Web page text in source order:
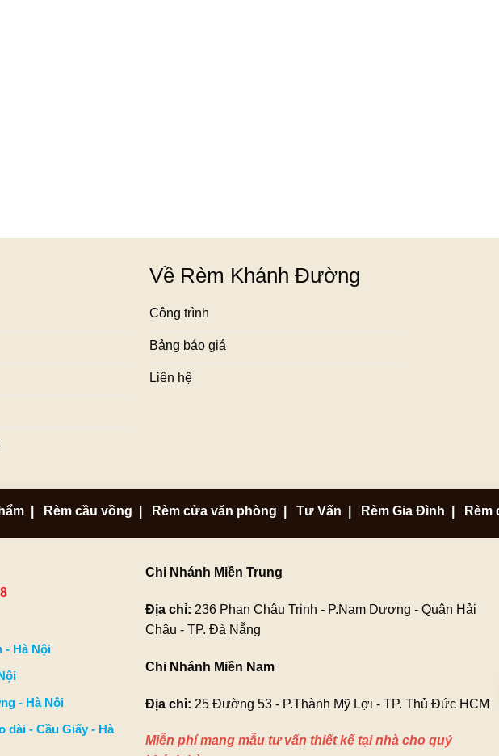
Về Rèm Khánh Đường
Công trình
Bảng báo giá
Liên hệ
Rèm cầu vồng Rèm cửa văn phòng Tư Vấn Rèm Gia Đình Rèm
- Hà Nội
- Hà Nội
dài - Cầu Giấy - Hà
Chi Nhánh Miền Trung
Địa chỉ: 236 Phan Châu Trinh - P.Nam Dương - Quận Hải
Châu - TP. Đà Nẵng
Chi Nhánh Miền Nam
Địa chỉ: 25 Đường 53 - P.Thành Mỹ Lợi - TP. Thủ Đức HCM
Miễn phí mang mẫu tư vấn thiết kế tại nhà cho quý